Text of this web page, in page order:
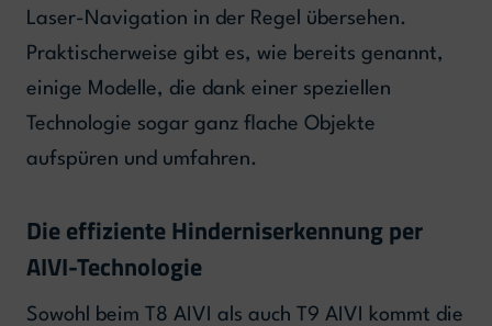
Laser-Navigation in der Regel übersehen.
Praktischerweise gibt es, wie bereits genannt,
einige Modelle, die dank einer speziellen
Technologie sogar ganz flache Objekte
aufspüren und umfahren.
Die effiziente Hinderniserkennung per
AIVI-Technologie
Sowohl beim T8 AIVI als auch T9 AIVI kommt die